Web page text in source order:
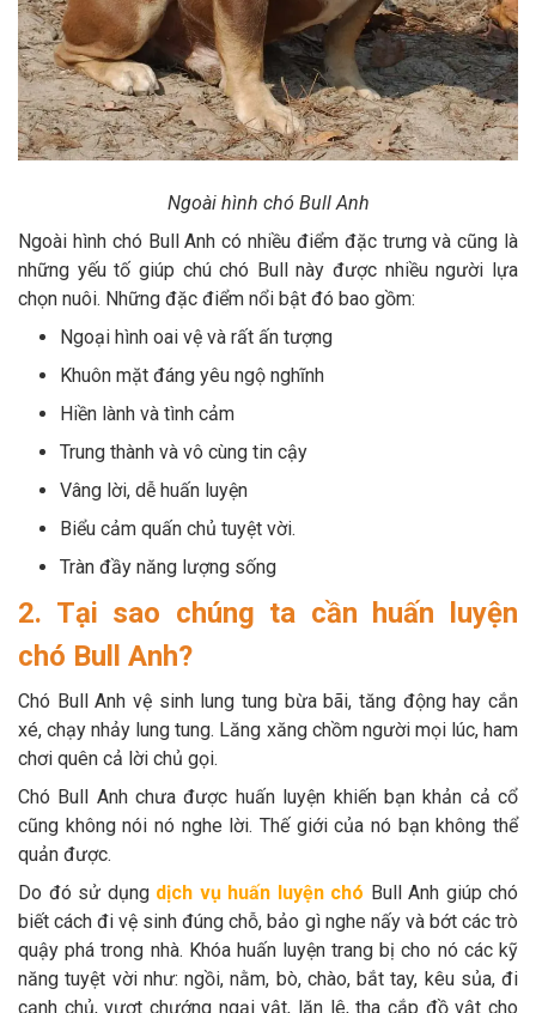
Ngoài hình chó Bull Anh
Ngoài hình chó Bull Anh có nhiều điểm đặc trưng và cũng là
những yếu tố giúp chú chó Bull này được nhiều người lựa
chọn nuôi. Những đặc điểm nổi bật đó bao gồm:
Ngoại hình oai vệ và rất ấn tượng
Khuôn mặt đáng yêu ngộ nghĩnh
Hiền lành và tình cảm
Trung thành và vô cùng tin cậy
Vâng lời, dễ huấn luyện
Biểu cảm quấn chủ tuyệt vời.
Tràn đầy năng lượng sống
2. Tại sao chúng ta cần huấn luyện
chó Bull Anh?
Chó Bull Anh vệ sinh lung tung bừa bãi, tăng động hay cắn
xé, chạy nhảy lung tung. Lăng xăng chồm người mọi lúc, ham
chơi quên cả lời chủ gọi.
Chó Bull Anh chưa được huấn luyện khiến bạn khản cả cổ
cũng không nói nó nghe lời. Thế giới của nó bạn không thể
quản được.
Do đó sử dụng dịch vụ huấn luyện chó Bull Anh giúp chó
biết cách đi vệ sinh đúng chỗ, bảo gì nghe nấy và bớt các trò
quậy phá trong nhà. Khóa huấn luyện trang bị cho nó các kỹ
năng tuyệt vời như: ngồi, nằm, bò, chào, bắt tay, kêu sủa, đi
cạnh chủ, vượt chướng ngại vật, lăn lê, tha cắp đồ vật cho